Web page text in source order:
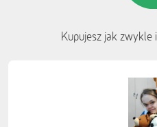
Kupujesz jak zwykle i